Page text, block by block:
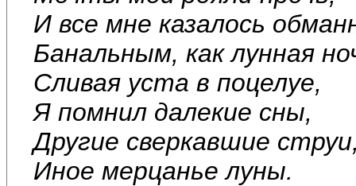
И все мне казалось
Банальным, как лунная
Сливая уста в поцелуе,
Я помнил далекие сны,
Другие сверкавшие
Иное мерцанье луны.